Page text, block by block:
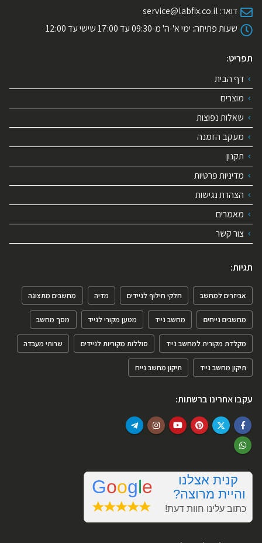
דואר: service@labfix.co.il
שעות פתיחה: ימי א'-ה' מ-09:30 עד 17:00 שישי עד 12:00
תפריט:
דף הבית
מוצרים
שאלות נפוצות
מעקב הזמנה
תקנון
מדיניות פרטיות
הצהרת נגישות
מאמרים
צור קשר
תגיות:
אביזרים למחשב חלקי חילוף לניידים מדיה מחשבים מתצוגה
מחשבים נייחים מחשב נייד מטען מקורי לנייד מסך מחשב
מקלדת מקורית למחשב נייד סוללות מקוריות לניידים שרותי מעבדה
תיקון מחשב נייד תיקון מחשב נייח
עקבו אחרינו ברשתות: